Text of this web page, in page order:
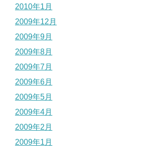
2010年1月
2009年12月
2009年9月
2009年8月
2009年7月
2009年6月
2009年5月
2009年4月
2009年2月
2009年1月